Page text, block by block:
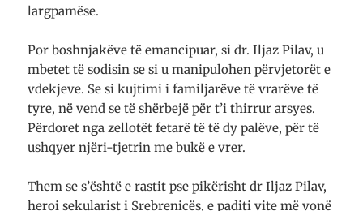
largpamëse.
Por boshnjakëve të emancipuar, si dr. Iljaz Pilav, u
mbetet të sodisin se si u manipulohen përvjetorët e
vdekjeve. Se si kujtimi i familjarëve të vrarëve të
tyre, në vend se të shërbejë për t’i thirrur arsyes.
Përdoret nga zellotët fetarë të të dy palëve, për të
ushqyer njëri-tjetrin me bukë e vrer.
Them se s’është e rastit pse pikërisht dr Iljaz Pilav,
heroi sekularist i Srebrenicës, e paditi vite më vonë